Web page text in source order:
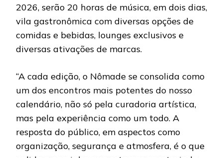
2026, serão 20 horas de música, em dois dias,
vila gastronômica com diversas opções de
comidas e bebidas, lounges exclusivos e
diversas ativações de marcas.
“A cada edição, o Nômade se consolida como
um dos encontros mais potentes do nosso
calendário, não só pela curadoria artística,
mas pela experiência como um todo. A
resposta do público, em aspectos como
organização, segurança e atmosfera, é o que